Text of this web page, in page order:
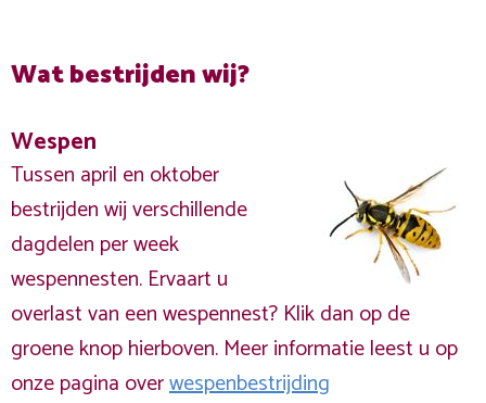
Wat bestrijden wij?
Wespen
Tussen april en oktober
bestrijden wij verschillende
dagdelen per week
wespennesten. Ervaart u
overlast van een wespennest? Klik dan op de
groene knop hierboven. Meer informatie leest u op
onze pagina overwespenbestrijding